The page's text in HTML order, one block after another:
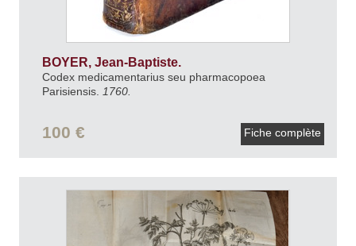
BOYER, Jean-Baptiste.
Codex medicamentarius seu pharmacopoea
Parisiensis.
1760.
100 € Fiche complète